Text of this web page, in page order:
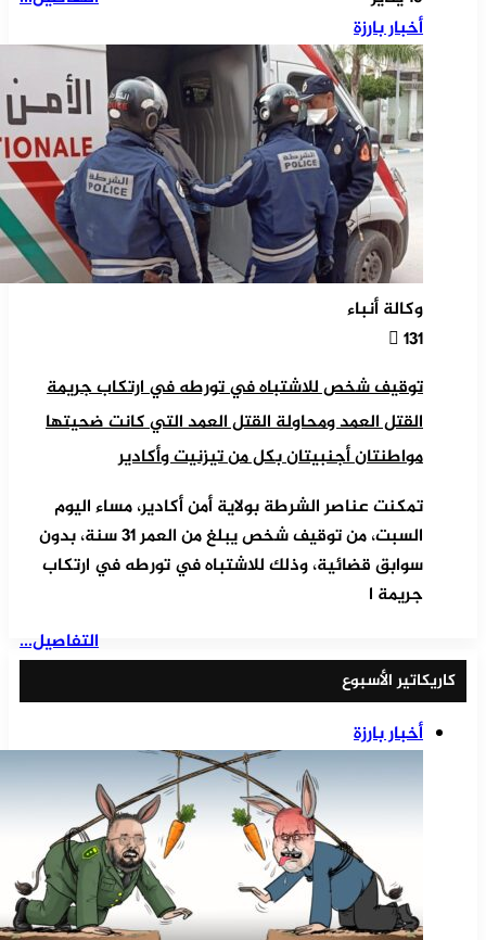
أخبار بارزة
وكالة أنباء
131
توقيف شخص للاشتباه في تورطه في ارتكاب جريمة
القتل العمد ومحاولة القتل العمد التي كانت ضحيتها
مواطنتان أجنبيتان بكل من تيزنيت وأكادير
تمكنت عناصر الشرطة بولاية أمن أكادير، مساء اليوم
السبت، من توقيف شخص يبلغ من العمر 31 سنة، بدون
سوابق قضائية، وذلك للاشتباه في تورطه في ارتكاب
جريمة ا
التفاصيل...
كاريكاتير الأسبوع
أخبار بارزة